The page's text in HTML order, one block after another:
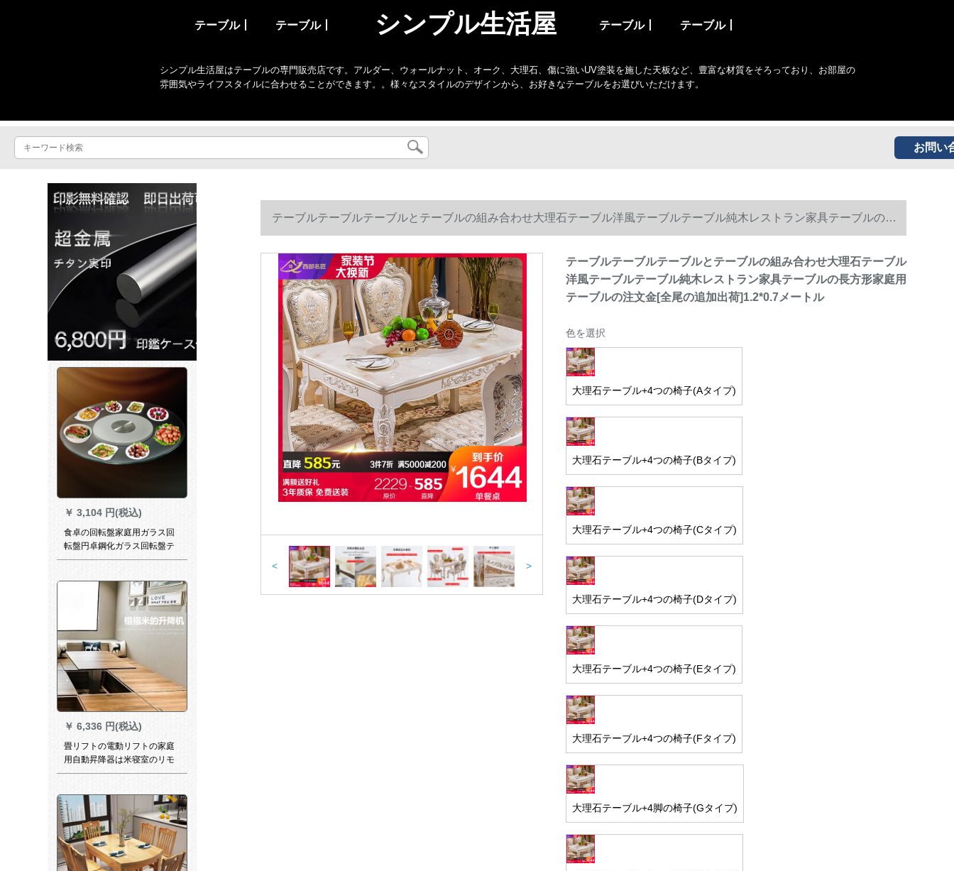
テーブル丨 テーブル丨 シンプル生活屋 テーブル丨 テーブル丨
シンプル生活屋はテーブルの専門販売店です。アルダー、ウォールナット、オーク、大理石、傷に強いUV塗装を施した天板など、豊富な材質をそろっており、お部屋の
雰囲気やライフスタイルに合わせることができます。。様々なスタイルのデザインから、お好きなテーブルをお選びいただけます。
お問い
￥ 3,104 円(税込)
食卓の回転盤家庭用ガラス回
転盤円卓鋼化ガラス回転盤テ
ーブル鋼化ガラステーブル回
厚さ10 mm
￥ 6,336 円(税込)
畳リフトの電動リフトの家庭
用自動昇降器は米寝室のリモ
コンを踏んで昇降台の知能を
テーブルテーブルテーブルとテーブルの組み合わせ大理石テーブル洋風テーブルテーブル純木レストラン家具テーブルの長
方形家庭用テーブルの注文金[全尾の追加出荷]1.2*0.7メートル
< >
テーブルテーブルテーブルとテーブルの組み合わせ大理石テーブル
洋風テーブルテーブル純木レストラン家具テーブルの長方形家庭用
テーブルの注文金[全尾の追加出荷]1.2*0.7メートル
色を選択
大理石テーブル+4つの椅子(Aタイプ)
大理石テーブル+4つの椅子(Bタイプ)
大理石テーブル+4つの椅子(Cタイプ)
大理石テーブル+4つの椅子(Dタイプ)
大理石テーブル+4つの椅子(Eタイプ)
大理石テーブル+4つの椅子(Fタイプ)
大理石テーブル+4脚の椅子(Gタイプ)